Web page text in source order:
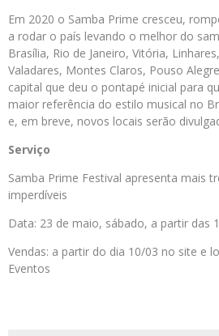
Em 2020 o Samba Prime cresceu,
a rodar o país levando o melhor do
Brasília, Rio de Janeiro, Vitória,
Valadares, Montes Claros, Pouso
capital que deu o pontapé inicial para
maior referência do estilo musical no
e, em breve, novos locais serão
Serviço
Samba Prime Festival apresenta mais
imperdíveis
Data: 23 de maio, sábado, a partir das
Vendas: a partir do dia 10/03 no site e
Eventos